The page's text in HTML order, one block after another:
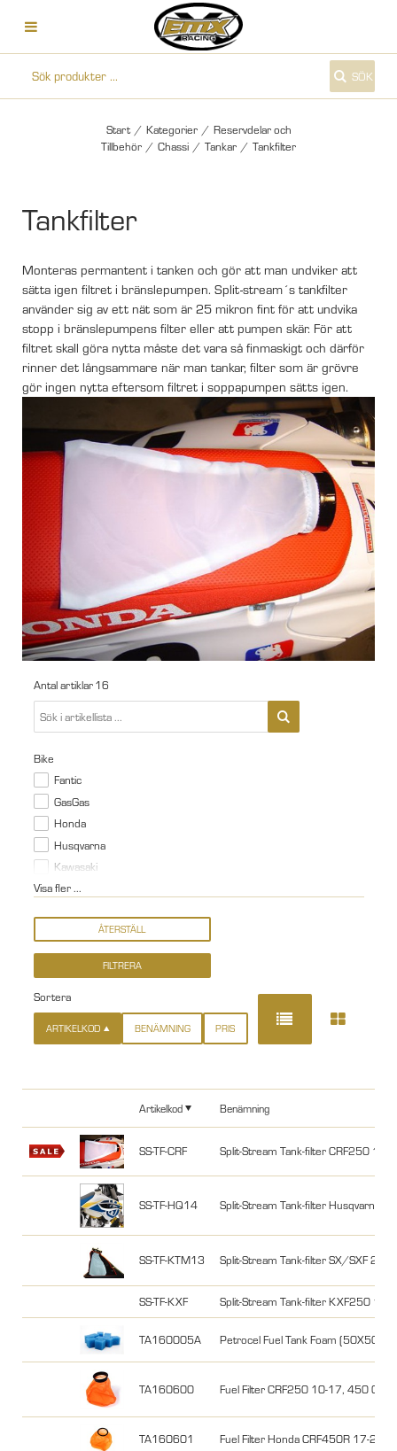
SÖK
Start / Kategorier / Reservdelar och
Tillbehör / Chassi / Tankar / Tankfilter
Tankfilter
Monteras permantent i tanken och gör att man undviker att
sätta igen filtret i bränslepumpen. Split-stream´s tankfilter
använder sig av ett nät som är 25 mikron fint för att undvika
stopp i bränslepumpens filter eller att pumpen skär. För att
filtret skall göra nytta måste det vara så finmaskigt och därför
rinner det långsammare när man tankar, filter som är grövre
gör ingen nytta eftersom filtret i soppapumpen sätts igen.
Antal artiklar 16
Bike
Fantic
GasGas
Honda
Husqvarna
Kawasaki
Visa fler ...
Sortera
ARTIKELKOD BENÄMNING PRIS
Artikelkod Benämning
SS-TF-CRF Split-Stream Tank-filter CRF250
SS-TF-HQ14 Split-Stream Tank-filter Husqvarna
SS-TF-KTM13 Split-Stream Tank-filter SX/SXF
SS-TF-KXF Split-Stream Tank-filter KXF250
TA160005A Petrocel Fuel Tank Foam
TA160600 Fuel Filter CRF250 10-17, 450 09-
TA160601 Fuel Filter Honda CRF450R 17-20